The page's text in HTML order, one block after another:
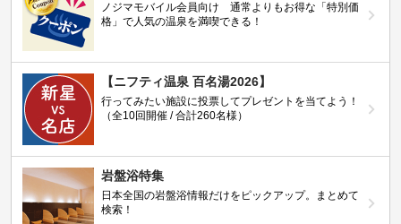
ノジマモバイル会員向け 通常よりもお得な「特別価
格」で人気の温泉を満喫できる！
【ニフティ温泉 百名湯2026】
行ってみたい施設に投票してプレゼントを当てよう！
（全10回開催 / 合計260名様）
岩盤浴特集
日本全国の岩盤浴情報だけをピックアップ。まとめて
検索！